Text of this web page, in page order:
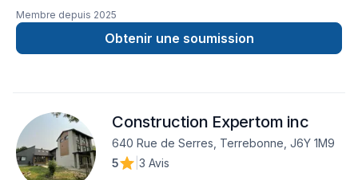
Membre depuis 2025
Obtenir une soumission
Construction Expertom inc
640 Rue de Serres, Terrebonne, J6Y 1M9
5
3 Avis